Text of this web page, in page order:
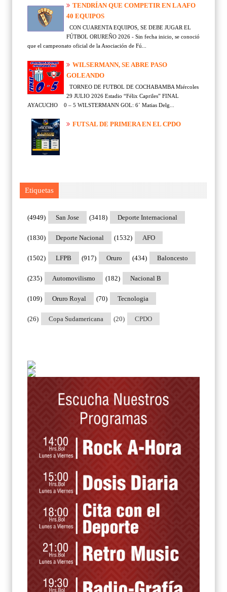
TENDRÍAN QUE COMPETIR EN LA AFO
40 EQUIPOS
CON CUARENTA EQUIPOS, SE DEBE JUGAR EL
FÚTBOL ORUREÑO 2026 - Sin fecha inicio, se conoció
que el campeonato oficial de la Asociación de Fú...
WILSERMANN, SE ABRE PASO
GOLEANDO
TORNEO DE FUTBOL DE COCHABAMBA Miércoles
29 JULIO 2026 Estadio “Félix Capriles” FINAL
AYACUCHO 0 – 5 WILSTERMANN GOL: 6´ Matias Delg...
FUTSAL DE PRIMERA EN EL CPDO
Etiquetas
San Jose
(4949) Deporte Internacional
(3418)
Deporte Nacional
(1830) AFO
(1532)
LFPB
(1502) Oruro
(917) Baloncesto
(434)
Automovilismo
(235) Nacional B
(182)
Oruro Royal
(109) Tecnologia
(70)
Copa Sudamericana
(26) CPDO
(20)